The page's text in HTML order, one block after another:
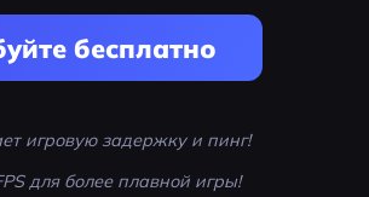
бесплатно
игровую задержку и пинг!
для более плавной игры!